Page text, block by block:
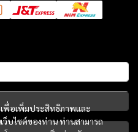
เพื่อเพิ่มประสิทธิภาพและ
ว็บไซต์ของท่าน ท่านสามารถ